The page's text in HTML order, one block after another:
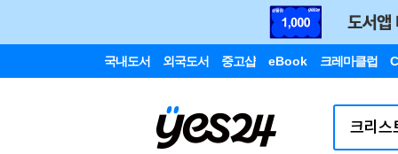
국내도서 외국도서 중고샵 eBook 크레마클럽